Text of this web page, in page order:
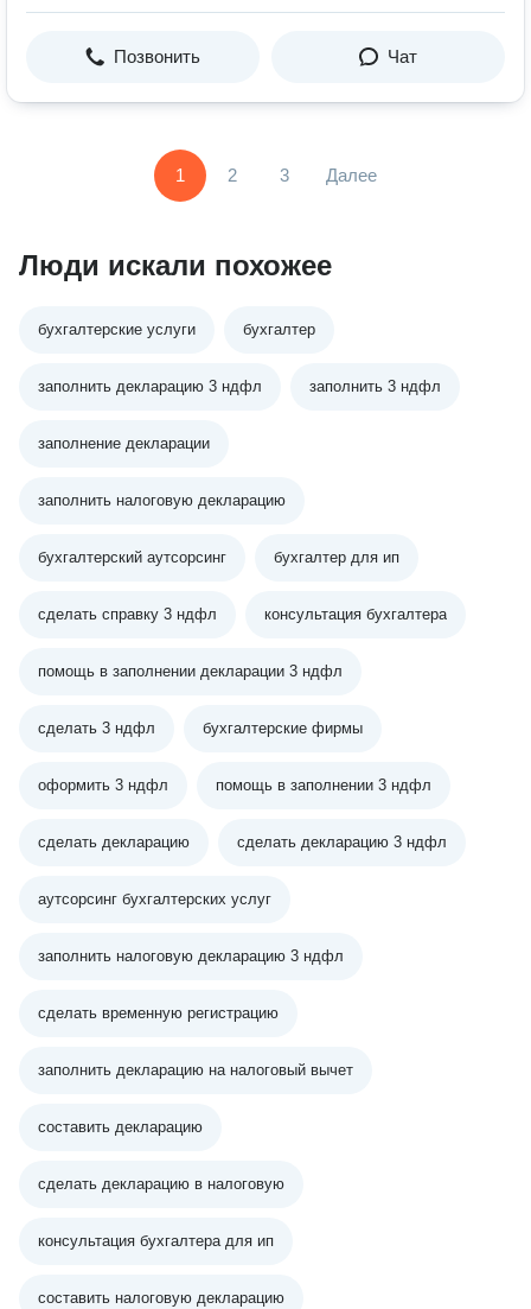
Позвонить Чат
1 2 3 Далее
Люди искали похожее
бухгалтерские услуги бухгалтер
заполнить декларацию 3 ндфл заполнить 3 ндфл
заполнение декларации
заполнить налоговую декларацию
бухгалтерский аутсорсинг бухгалтер для ип
сделать справку 3 ндфл консультация бухгалтера
помощь в заполнении декларации 3 ндфл
сделать 3 ндфл бухгалтерские фирмы
оформить 3 ндфл помощь в заполнении 3 ндфл
сделать декларацию сделать декларацию 3 ндфл
аутсорсинг бухгалтерских услуг
заполнить налоговую декларацию 3 ндфл
сделать временную регистрацию
заполнить декларацию на налоговый вычет
составить декларацию
сделать декларацию в налоговую
консультация бухгалтера для ип
составить налоговую декларацию